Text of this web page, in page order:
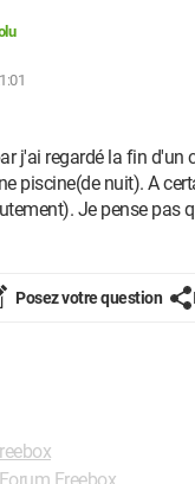
j'ai regardé la fin d'un
piscine(de nuit). A
Je pense pas
Posez votre question